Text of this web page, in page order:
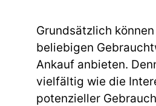
Grundsätzlich
beliebigen
Ankauf anbieten.
vielfältig wie die
potenzieller